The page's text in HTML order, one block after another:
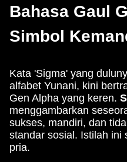
Bahasa Gaul
Simbol
Kata 'Sigma' yang
alfabet Yunani, kini
Gen Alpha yang keren.
menggambarkan
sukses, mandiri, dan
standar sosial. Istilah ini
pria.